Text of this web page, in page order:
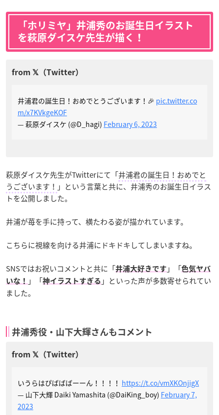
「ホリミヤ」井浦秀のお誕生日イラスト
を萩原ダイスケ先生が描く！
井浦君の誕生日！おめでとうございます！🎉 pic.twitter.co
m/x7KVkgeKOF
— 萩原ダイスケ (@D_hagi) February 6, 2023
萩原ダイスケ先生がTwitterにて「井浦君の誕生日！おめでと
うございます！ 」という言葉と共に、井浦秀のお誕生日イラス
トを公開しました。
井浦が苺を手に持って、横たわる姿が描かれています。
こちらに視線を向ける井浦にドキドキしてしまいますね。
SNSではお祝いコメントと共に「井浦大好きです 」「色気ヤバ
いな！
」「神イラストすぎる 」といった声が多数寄せられてい
ました。
井浦秀役・山下大輝さんもコメント
いうらはぴばばばーーん！！！！ https://t.co/vmXKOnjigX
— 山下大輝 Daiki Yamashita (@DaiKing_boy) February 7,
2023